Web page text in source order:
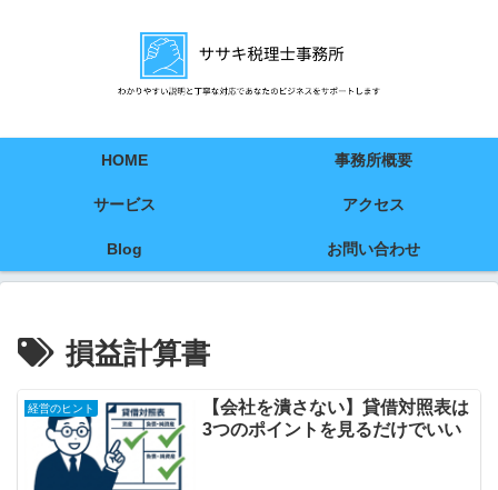
HOME 事務所概要
サービス アクセス
Blog お問い合わせ
損益計算書
経営のヒント
【会社を潰さない】貸借対照表は
3つのポイントを見るだけでいい